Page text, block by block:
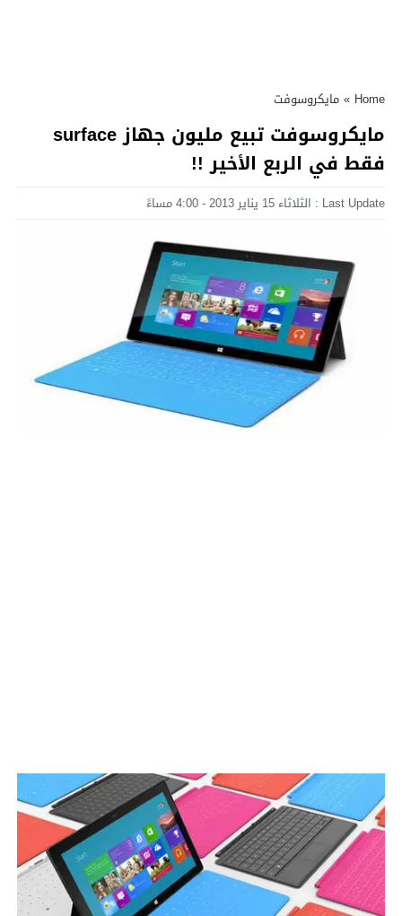
Home
» مايكروسوفت
مايكروسوفت تبيع مليون جهاز surface
فقط في الربع الأخير !!
Last Update : الثلاثاء 15 يناير 2013 - 4:00 مساءً